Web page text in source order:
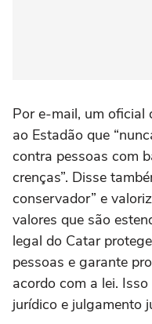
Por e-mail, um oficial
ao Estadão que
contra pessoas com
crenças”. Disse
conservador” e
valores que são
legal do Catar
pessoas e garante
acordo com a lei.
jurídico e julgamento